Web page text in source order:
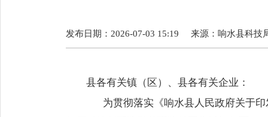
发布日期：2026-07-03 15:19 来源： 响水县科技
县各有关镇（区）、县各有关企业：
为贯彻落实《响水县人民政府关于印